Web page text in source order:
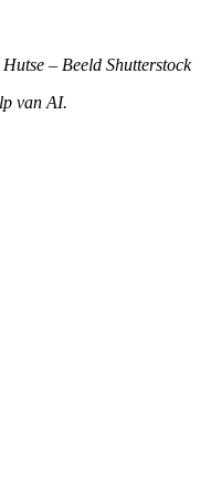
Hutse – Beeld Shutterstock
van AI.